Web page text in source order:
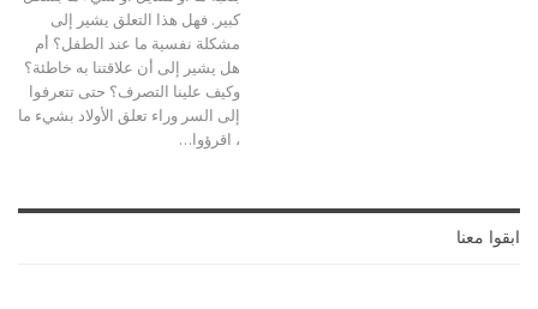
كبير. فهل هذا التعلق يشير إلى
مشكلة نفسية ما عند الطفل؟ أم
هل يشير إلى أن علاقتنا به خاطئة؟
وكيف علينا التصرف؟ حتى تتعرفوا
إلى السر وراء تعلق الأولاد بشيء ما
، اقرؤوا…
ابقوا معنا